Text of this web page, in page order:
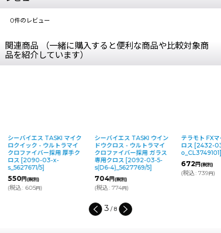
0件のレビュー
関連商品 （一緒に購入すると便利な商品や比較対象商
品を紹介しています）
シーバイエス TASKI マイク
ロクイック - ウルトラマイ
クロファイバー採用 厚手ク
ロス [2090-03-x-
s_5627671/5]
550円(税別)
(税込: 605円)
シーバイエス TASKI ウイン
ドウクロス - ウルトラマイ
クロファイバー採用 ガラス
専用クロス [2092-03-5-
s(D6-4)_5627769/5]
704円(税別)
(税込: 774円)
テラモト FX
ロス [2432-
o_CL3749101]
672 円(税別)
(税込: 739円)
3 / 8